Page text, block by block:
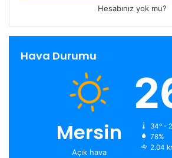
Hesabınız yok mu?
Hava Durumu
Mersin
Açık hava
34º -
78%
2.04